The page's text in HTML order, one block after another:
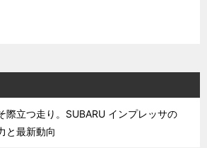
際立つ走り。SUBARU インプレッサの
と最新動向